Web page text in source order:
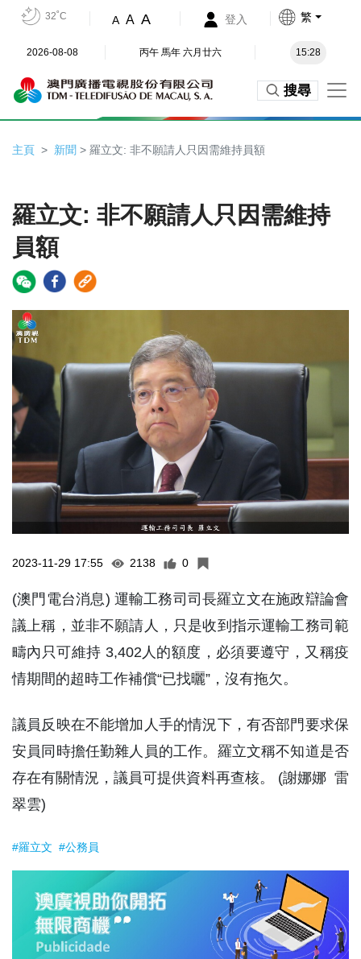
32˚C A A A 登入 繁
2026-08-08 丙午 馬年 六月廿六 15:28
搜尋
主頁 新聞 > 羅立文: 非不願請人只因需維持員額
羅立文: 非不願請人只因需維持
員額
2023-11-29 17:55 2138 0
(澳門電台消息) 運輸工務司司長羅立文在施政辯論會
議上稱，並非不願請人，只是收到指示運輸工務司範
疇內只可維持 3,402人的額度，必須要遵守，又稱疫
情期間的超時工作補償“已找曬”，沒有拖欠。
議員反映在不能增加人手的情況下，有否部門要求保
安員同時擔任勤雜人員的工作。羅立文稱不知道是否
存在有關情況，議員可提供資料再查核。 (謝娜娜 雷
翠雲)
#羅立文 #公務員